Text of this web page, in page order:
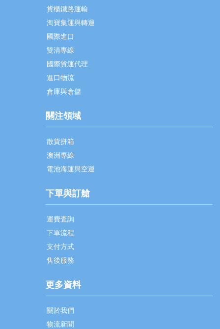
貨櫃鐵路運輸
淘寶集運與轉運
國際進口
雙清專線
國際貨運代理
進口物流
倉庫與倉儲
關注領域
散貨拼箱
澳洲專線
電池海運與空運
下單與訂艙
運費査詢
下單流程
支付方式
售後服務
更多資料
關於我們
物流新聞